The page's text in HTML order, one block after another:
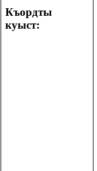
Къордты
куыст: